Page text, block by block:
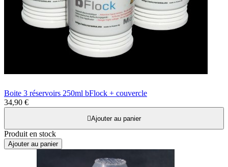
Boite 3 réservoirs 250ml bFlock + couvercle
34,90 €
Ajouter au panier
Produit en stock
Ajouter au panier